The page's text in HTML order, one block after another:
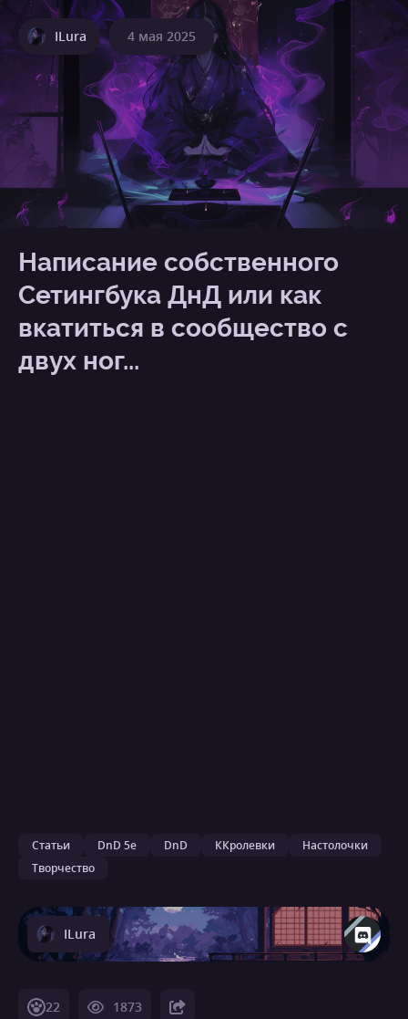
ILura 4 мая 2025
Написание собственного
Сетингбука ДнД или как
вкатиться в сообщество с
двух ног...
Статьи DnD 5e DnD ККролевки
Настолочки
Творчество
ILura
22 1873